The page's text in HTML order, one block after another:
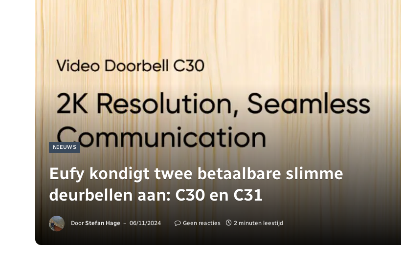
NIEUWS
Eufy kondigt twee betaalbare slimme
deurbellen aan: C30 en C31
Door Stefan Hage 06/11/2024 Geen reacties 2 minuten leestijd